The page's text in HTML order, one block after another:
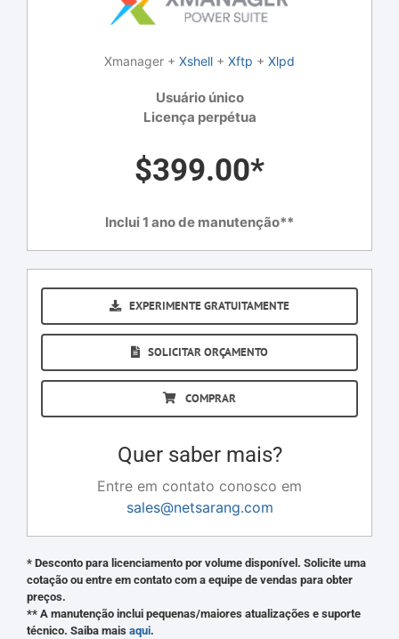
Xmanager + Xshell + Xftp + Xlpd
Usuário único
Licença perpétua
$399.00*
Inclui 1 ano de manutenção**
EXPERIMENTE GRATUITAMENTE
SOLICITAR ORÇAMENTO
COMPRAR
Quer saber mais?
Entre em contato conosco em
sales@netsarang.com
* Desconto para licenciamento por volume disponível. Solicite uma
cotação ou entre em contato com a equipe de vendas para obter
preços.
** A manutenção inclui pequenas/maiores atualizações e suporte
técnico. Saiba mais aqui.